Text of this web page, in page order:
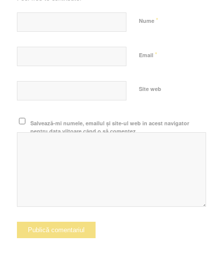
Nume *
Email *
Site web
Salvează-mi numele, emailul și site-ul web în acest navigator
pentru data viitoare când o să comentez.